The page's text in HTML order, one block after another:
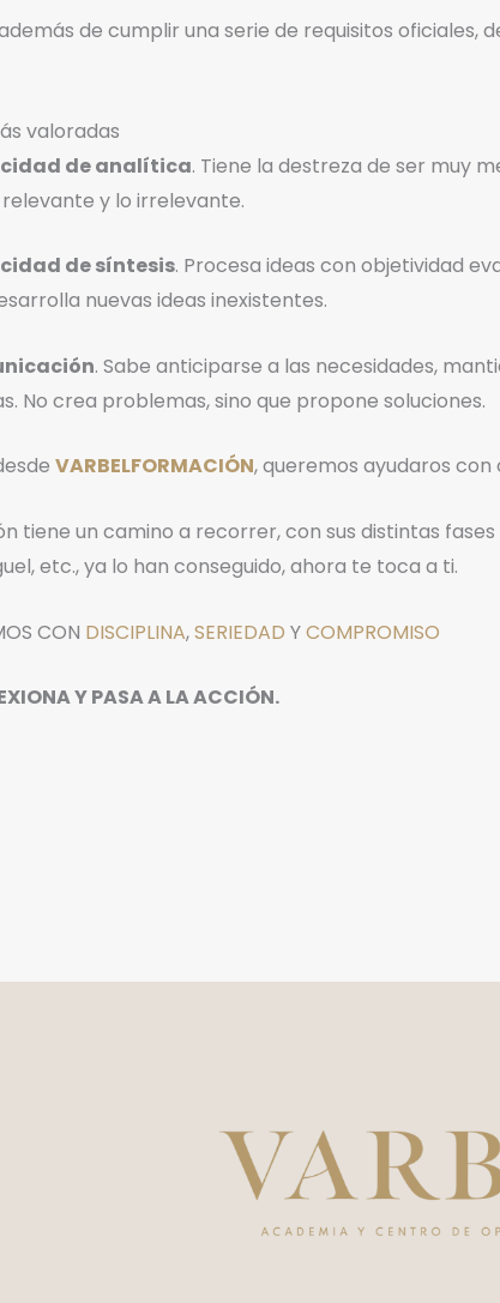
de cumplir una serie de requisitos oficiales,
valoradas
de analítica. Tiene la destreza de ser muy
y lo irrelevante.
de síntesis. Procesa ideas con objetividad
nuevas ideas inexistentes.
. Sabe anticiparse a las necesidades,
No crea problemas, sino que propone soluciones.
VARBELFORMACIÓN, queremos ayudaros con
tiene un camino a recorrer, con sus distintas
etc., ya lo han conseguido, ahora te toca a ti.
CON DISCIPLINA,SERIEDAD YCOMPROMISO
Y PASA A LA ACCIÓN.